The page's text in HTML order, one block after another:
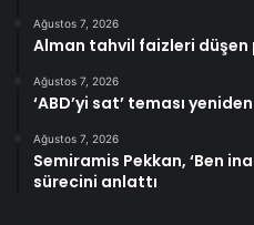
Ağustos 7, 2026
Alman tahvil faizleri
Ağustos 7, 2026
‘ABD’yi sat’ teması
Ağustos 7, 2026
Semiramis Pekkan, ‘Ben
sürecini anlattı